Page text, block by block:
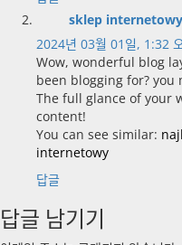
sklep internetowy
2024년 03월 01일, 1:32
Wow, wonderful blog
been blogging for? you
The full glance of your
content!
You can see similar:
internetowy
답글
답글 남기기